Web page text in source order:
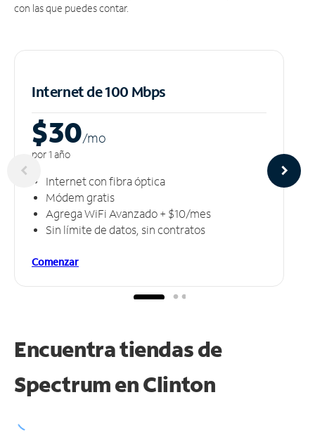
con las que puedes contar.
Internet de 100 Mbps
$30/mo
por 1 año
Internet con fibra óptica
Módem gratis
Agrega WiFi Avanzado + $10/mes
Sin límite de datos, sin contratos
Comenzar
Encuentra tiendas de
Spectrum enClinton